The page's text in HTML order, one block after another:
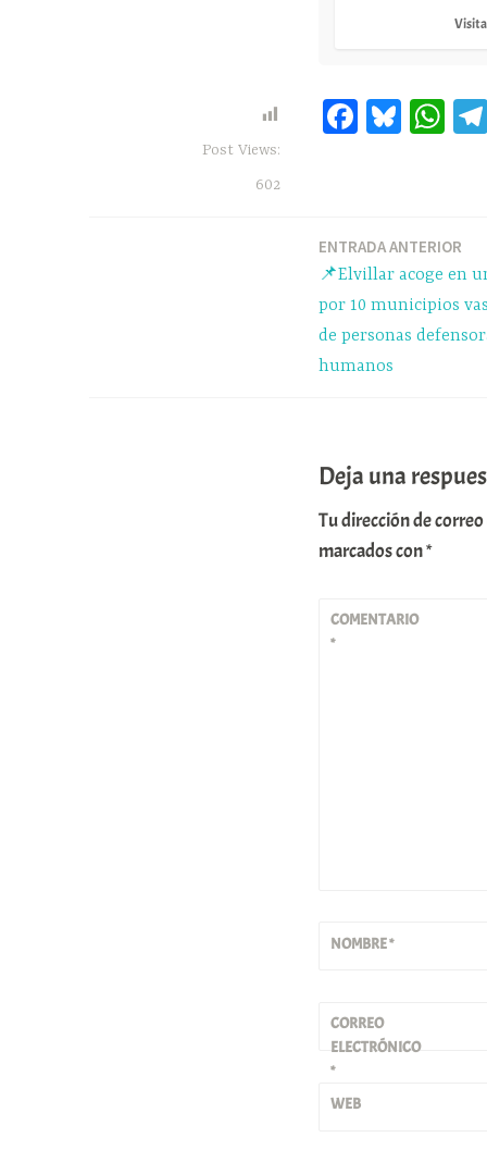
Post Views:
602
Fa Bl W
pp
ENTRADA ANTERIOR
📌Elvillar acoge en
por 10 municipios
de personas
humanos
Deja una
Tu dirección de
marcados con*
COMENTARIO
*
NOMBRE*
CORREO
ELECTRÓNICO
*
WEB